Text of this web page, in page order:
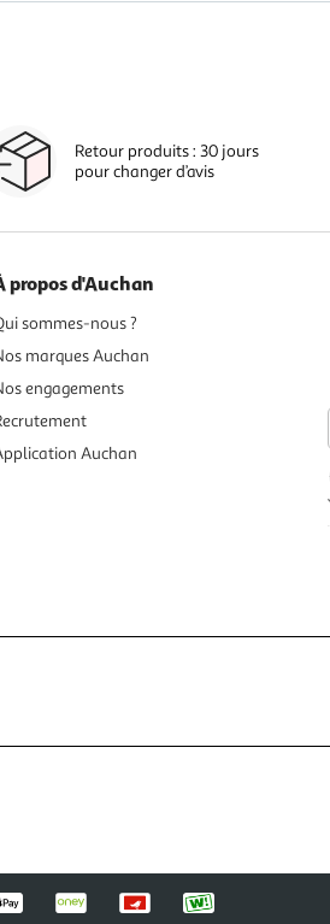
Retour produits : 30 jours
pour changer d’avis
propos d'Auchan
sommes-nous ?
marques Auchan
engagements
Auchan